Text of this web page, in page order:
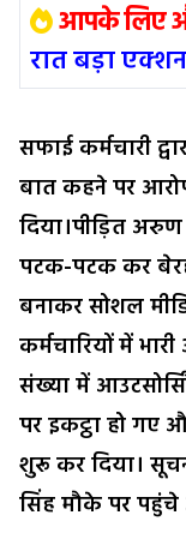
आपके लिए
रात बड़ा
सफाई कर्मचारी
बात कहने पर
दिया।पीड़ित
पटक-पटक कर
बनाकर सोशल
कर्मचारियों में
संख्या में
पर इकट्ठा हो गए
शुरू कर दिया।
सिंह मौके पर पहुंचे